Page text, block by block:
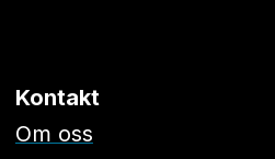
Kontakt
Om oss